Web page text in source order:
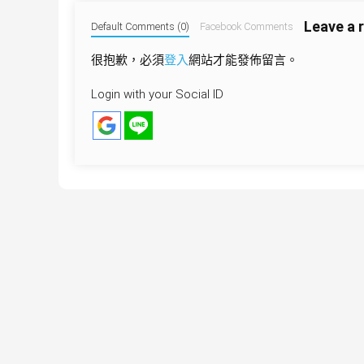
Leave a
Default Comments (0) Facebook Comments
很抱歉，必須登入網站才能發佈留言。
Login with your Social ID